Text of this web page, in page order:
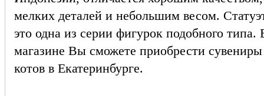
мелких деталей и небольшим весом.
это одна из серии фигурок подобного
магазине Вы сможете приобрести сувениры
котов в Екатеринбурге.